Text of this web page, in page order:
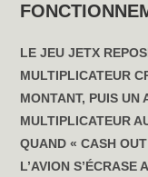
LE JEU JETX
MULTIPLICATEUR
MONTANT, PUIS UN
MULTIPLICATEUR
QUAND « CASH
L’AVION S’ÉCRASE